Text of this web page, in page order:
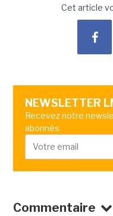
Cet article
NEWSLETTER
Recevez notre
abonnés
Commentaire